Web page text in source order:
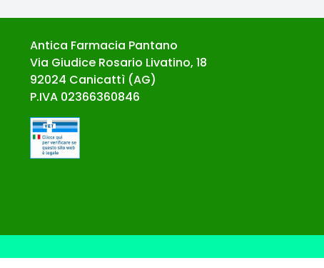
Antica Farmacia Pantano
Via Giudice Rosario Livatino, 18
92024 Canicattì (AG)
P.IVA 02366360846